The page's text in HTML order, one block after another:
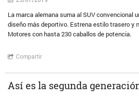
La marca alemana suma al SUV convencional
diseño más deportivo. Estrena estilo trasero y
Motores con hasta 230 caballos de potencia.
Compartir
Así es la segunda